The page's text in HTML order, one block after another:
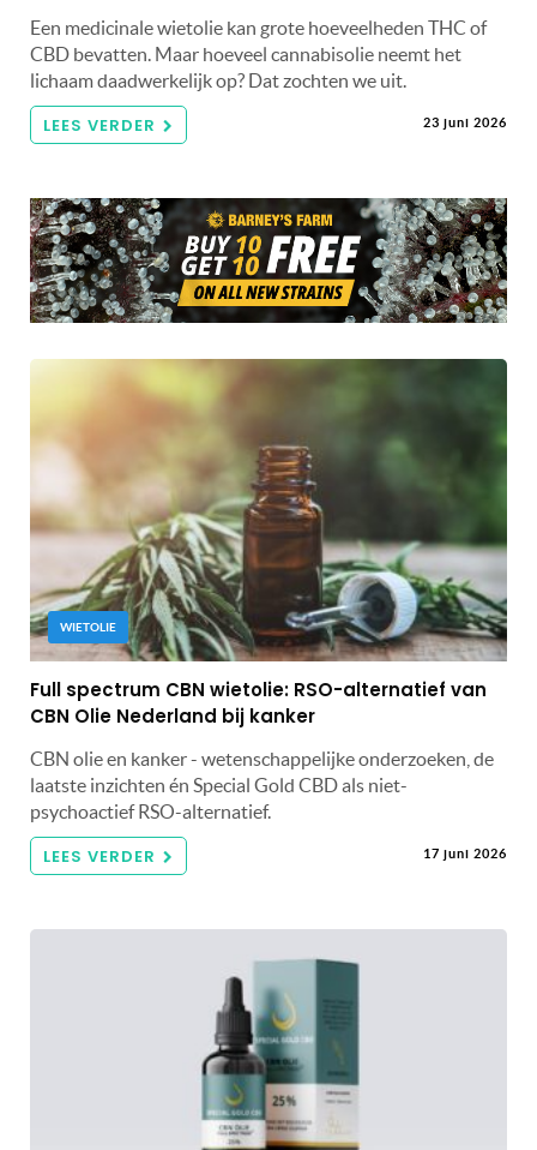
Een medicinale wietolie kan grote hoeveelheden THC of
CBD bevatten. Maar hoeveel cannabisolie neemt het
lichaam daadwerkelijk op? Dat zochten we uit.
LEES VERDER 23 juni 2026
WIETOLIE
Full spectrum CBN wietolie: RSO-alternatief van
CBN Olie Nederland bij kanker
CBN olie en kanker - wetenschappelijke onderzoeken, de
laatste inzichten én Special Gold CBD als niet-
psychoactief RSO-alternatief.
LEES VERDER 17 juni 2026